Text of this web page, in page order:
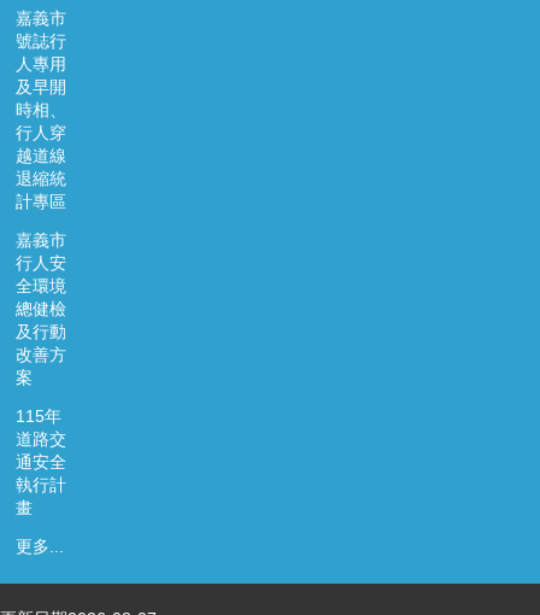
嘉義市
號誌行
人專用
及早開
時相、
行人穿
越道線
退縮統
計專區
嘉義市
行人安
全環境
總健檢
及行動
改善方
案
115年
道路交
通安全
執行計
畫
更多...